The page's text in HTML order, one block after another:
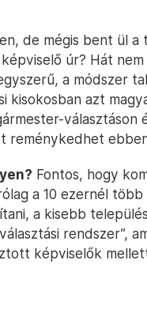
de mégis bent ül
úr? Hát
a módszer
kisokosban azt
választáson
reménykedhet
Fontos, hogy
a 10 ezernél
a kisebb
rendszer”,
képviselők